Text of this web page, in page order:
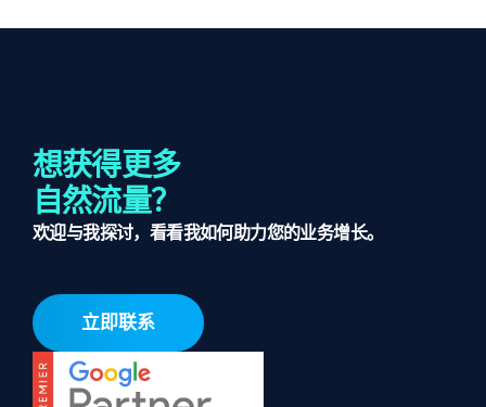
想获得更多
自然流量？
欢迎与我探讨，看看我如何助力您的业务增长。
立即联系